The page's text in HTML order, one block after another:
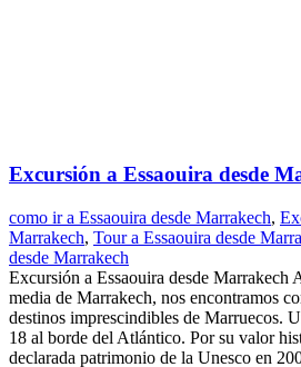
Excursión a Essaouira desde
como ir a Essaouira desde Marrakech,
Marrakech, Tour a Essaouira desde
desde Marrakech
Excursión a Essaouira desde Marrakech
media de Marrakech, nos encontramos
destinos imprescindibles de Marruecos.
18 al borde del Atlántico. Por su valor
declarada patrimonio de la Unesco en